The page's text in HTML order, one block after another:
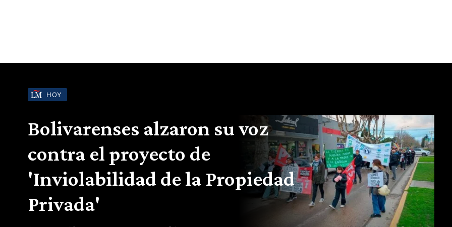
HOY
Bolivarenses alzaron su voz
contra el proyecto de
'Inviolabilidad de la Propiedad
Privada'